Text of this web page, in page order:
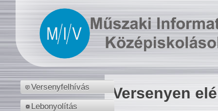
Versenyfelhívás
Lebonyolítás
Versenyen